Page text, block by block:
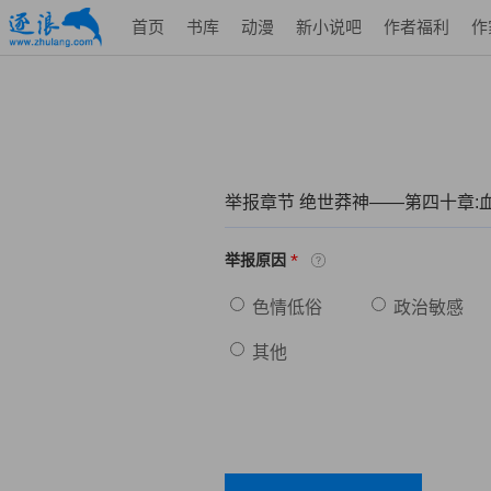
首页 书库 动漫 新小说吧 作者福利 作
举报章节 绝世莽神——第四十章:
举报原因 *
色情低俗 政治敏感
其他